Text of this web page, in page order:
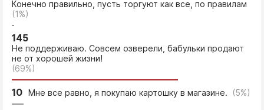
Конечно правильно, пусть торгуют как все, по правилам
(1%)
145
Не поддерживаю. Совсем озверели, бабульки продают
не от хорошей жизни!
(69%)
10 Мне все равно, я покупаю картошку в магазине. (5%)